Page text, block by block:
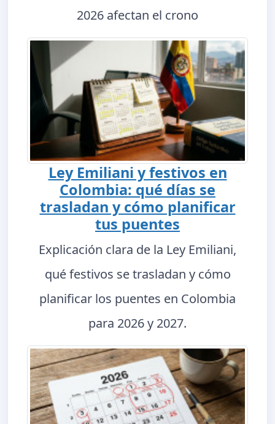
2026 afectan el crono
Ley Emiliani y festivos en
Colombia: qué días se
trasladan y cómo planificar
tus puentes
Explicación clara de la Ley Emiliani,
qué festivos se trasladan y cómo
planificar los puentes en Colombia
para 2026 y 2027.